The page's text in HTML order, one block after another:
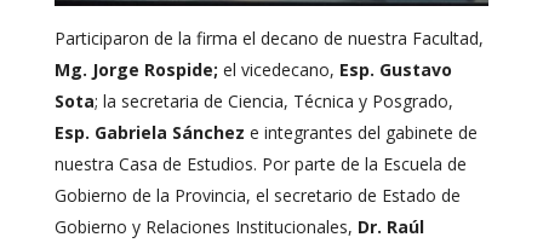
Participaron de la firma el decano de nuestra Facultad,
Mg. Jorge Rospide; el vicedecano, Esp. Gustavo
Sota; la secretaria de Ciencia, Técnica y Posgrado,
Esp. Gabriela Sánchez e integrantes del gabinete de
nuestra Casa de Estudios. Por parte de la Escuela de
Gobierno de la Provincia, el secretario de Estado de
Gobierno y Relaciones Institucionales, Dr. Raúl